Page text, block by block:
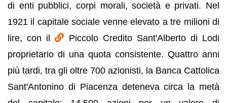
di enti pubblici, corpi morali, società e privati. Nel
1921 il capitale sociale venne elevato a tre milioni di
lire, con il
Piccolo Credito Sant'Alberto di Lodi
proprietario di una quota consistente. Quattro anni
più tardi, tra gli oltre 700 azionisti, la Banca Cattolica
Sant'Antonino di Piacenza deteneva circa la metà